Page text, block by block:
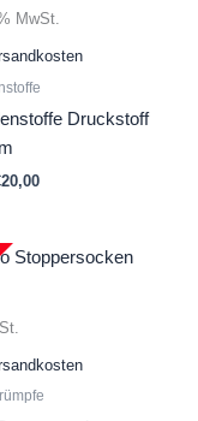
MwSt.
Druckstoff
20,00Aktueller